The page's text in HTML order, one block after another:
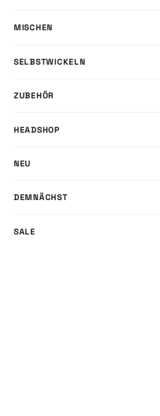
MISCHEN
SELBSTWICKELN
ZUBEHÖR
HEADSHOP
NEU
DEMNÄCHST
SALE